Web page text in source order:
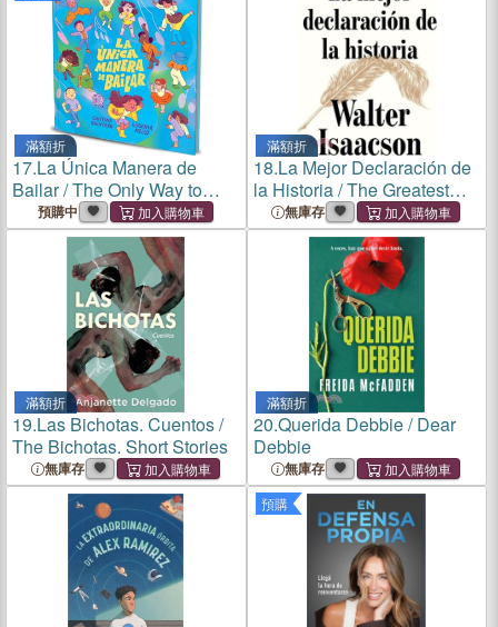
滿額折
17.La Única Manera de
Bailar / The Only Way to
Dance
預購中
滿額折
18.La Mejor Declaración de
la Historia / The Greatest
Sentence Ever Written
無庫存
滿額折
19.Las Bichotas. Cuentos /
The Bichotas. Short Stories
無庫存
滿額折
20.Querida Debbie / Dear
Debbie
無庫存
預購